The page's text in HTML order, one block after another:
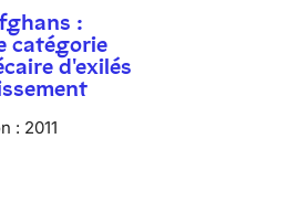
:
catégorie
d'exilés
: 2011